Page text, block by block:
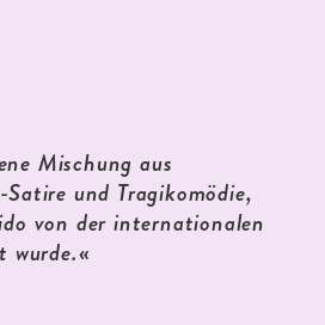
Mischung aus
Satire und Tragikomödie,
von der internationalen
wurde.«